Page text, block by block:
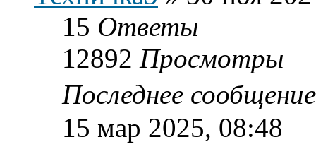
15 Ответы
12892 Просмотры
Последнее
15 мар 2025, 08:48